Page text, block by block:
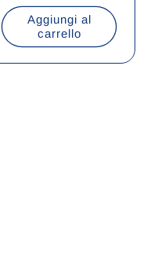
listinoAggiungi al
carrello